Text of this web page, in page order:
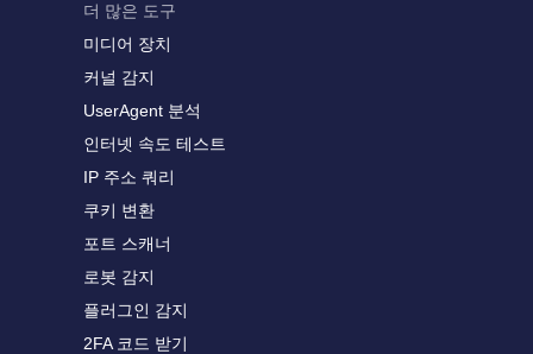
더 많은 도구
미디어 장치
커널 감지
UserAgent 분석
인터넷 속도 테스트
IP 주소 쿼리
쿠키 변환
포트 스캐너
로봇 감지
플러그인 감지
2FA 코드 받기